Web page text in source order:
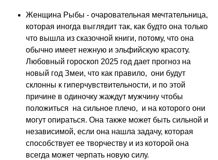
Женщина Рыбы - очаровательная мечтательница,
которая иногда выглядит так, как будто она только
что вышла из сказочной книги, потому, что она
обычно имеет нежную и эльфийскую красоту.
Любовный гороскоп 2025 год дает прогноз на
новый год Змеи, что как правило, они будут
склонны к гиперчувствительности, и по этой
причине в одиночку жаждут мужчину чтобы
положиться на сильное плечо, и на которого они
могут опираться. Она также может быть сильной и
независимой, если она нашла задачу, которая
способствует ее творчеству и из которой она
всегда может черпать новую силу.